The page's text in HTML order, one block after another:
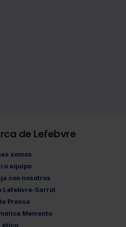
de Lefebvre
somos
equipo
con nosotros
Lefebvre-Sarrut
Prensa
Memento
ético